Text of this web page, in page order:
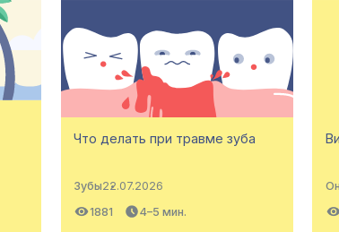
Что делать при травме зуба
Зубы22.07.2026
1881
4–5 мин.